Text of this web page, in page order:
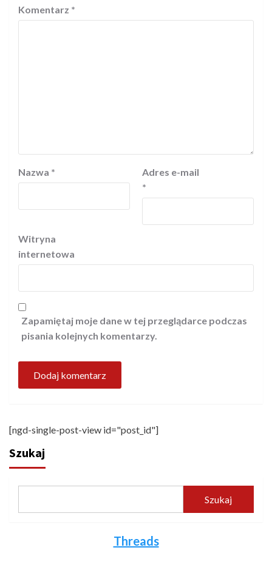
Komentarz *
Nazwa *
Adres e-mail
*
Witryna
internetowa
Zapamiętaj moje dane w tej przeglądarce podczas
pisania kolejnych komentarzy.
[ngd-single-post-view id="post_id"]
Szukaj
Szukaj
Threads